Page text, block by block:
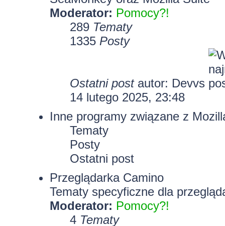
Moderator: Pomocy?!
289 Tematy
1335 Posty
Ostatni postautor: Devvs
14 lutego 2025, 23:48
Inne programy związane z
Tematy
Posty
Ostatni post
Przeglądarka Camino
Tematy specyficzne dla
Moderator: Pomocy?!
4 Tematy